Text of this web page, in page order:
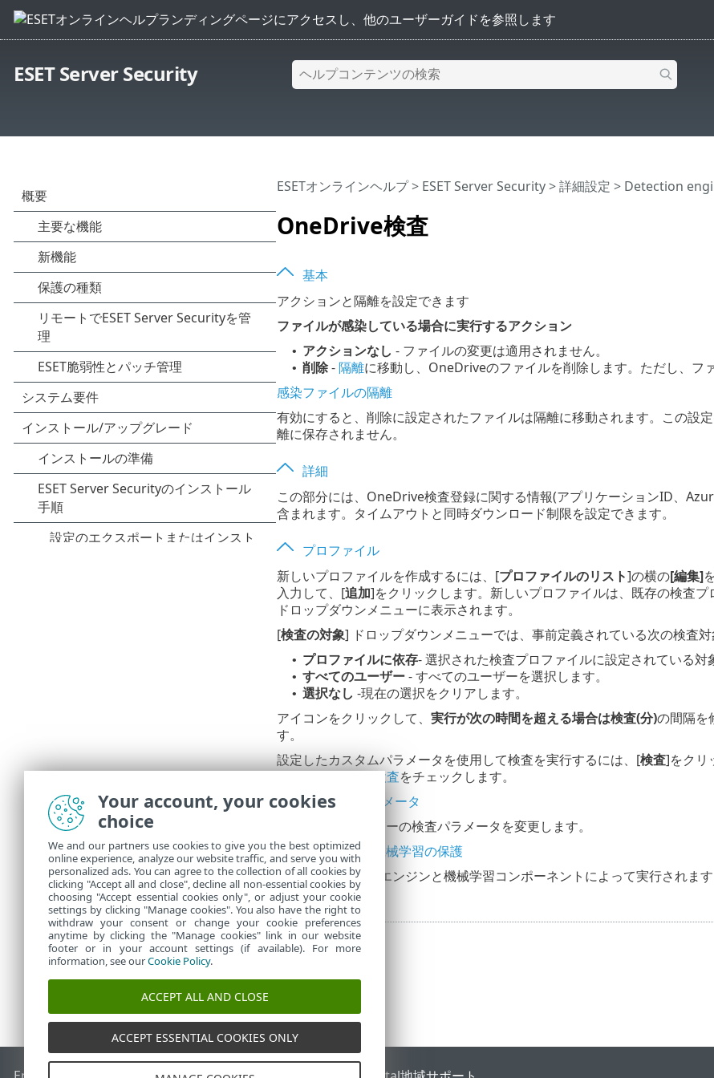
ESET Server Security
OneDrive検査
ESETオンラインヘルプ> ESET Server Security>詳細設定 > Detection
基本
アクションと隔離を設定できます
ファイルが感染している場合に実行するアクション
• アクションなし - ファイルの変更は適用されません。
• 削除-隔離に移動し、OneDriveのファイルを削除します。ただし、フ
感染ファイルの隔離
有効にすると、削除に設定されたファイルは隔離に移動されます。この設
離に保存されません。
詳細
この部分には、OneDrive検査登録に関する情報(アプリケーションID、
含まれます。タイムアウトと同時ダウンロード制限を設定できます。
プロファイル
新しいプロファイルを作成するには、[プロファイルのリスト]の横の[編集]
入力して、[追加]をクリックします。新しいプロファイルは、既存の検査
ドロップダウンメニューに表示されます。
[検査の対象] ドロップダウンメニューでは、事前定義されている次の検査対
• プロファイルに依存- 選択された検査プロファイルに設定されている対
• すべてのユーザー- すべてのユーザーを選択します。
• 選択なし -現在の選択をクリアします。
アイコンをクリックして、 実行が次の時間を超える場合は検査(分)の間隔を
す。
設定したカスタムパラメータを使用して検査を実行するには、[検査]をクリ
イル>OneDrive検査をチェックします。
ThreatSense パラメータ
OneDriveスキャナーの検査パラメータを変更します。
OneDrive検査と機械学習の保護
レポートは、検出エンジンと機械学習コンポーネントによって実行されます
Your account, your cookies
choice
We and our partners use cookies to give you the best optimized
online experience, analyze our website traffic, and serve you with
personalized ads. You can agree to the collection of all cookies by
clicking "Accept all and close", decline all non-essential cookies by
choosing "Accept essential cookies only", or adjust your cookie
settings by clicking "Manage cookies". You also have the right to
withdraw your consent or change your cookie preferences
anytime by clicking the "Manage cookies" link in our website
footer or in your account settings (if available). For more
information, see ourCookie Policy.
ACCEPT ALL AND CLOSE
ACCEPT ESSENTIAL COOKIES ONLY